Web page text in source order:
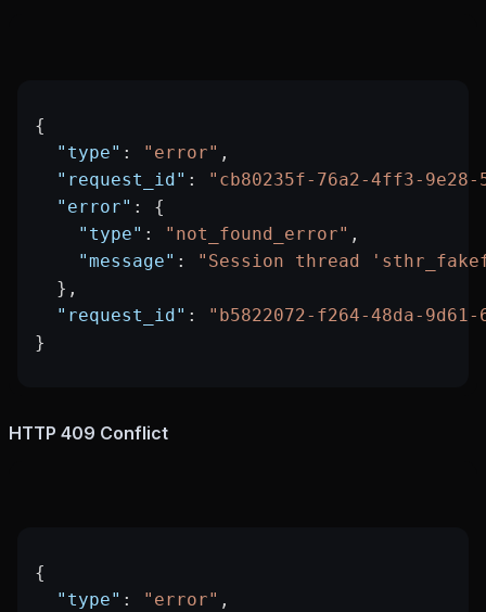
{
  "type"
: "error" ,
  "request_id"
:
"cb80235f-76a2-4ff3-9e28-
  "error"
: {
    "type"
: "not_found_error" ,
    "message"
:
"Session thread
  },
  "request_id"
:
"b5822072-f264-48da-
}
HTTP 409 Conflict
{
  "type"
: "error" ,